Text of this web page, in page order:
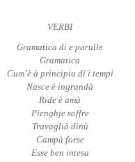
VERBI
Gramatica di e parulle
Gramatica
Cum’è à principiu di i tempi
Nasce è ingrandà
Ride è amà
Pienghje soffre
Travaglià dinù
Campà forse
Esse ben intesa